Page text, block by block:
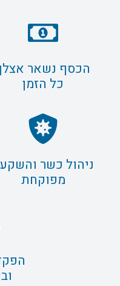
הכסף נשאר
כל הזמן
ניהול כשר
מפוקחת